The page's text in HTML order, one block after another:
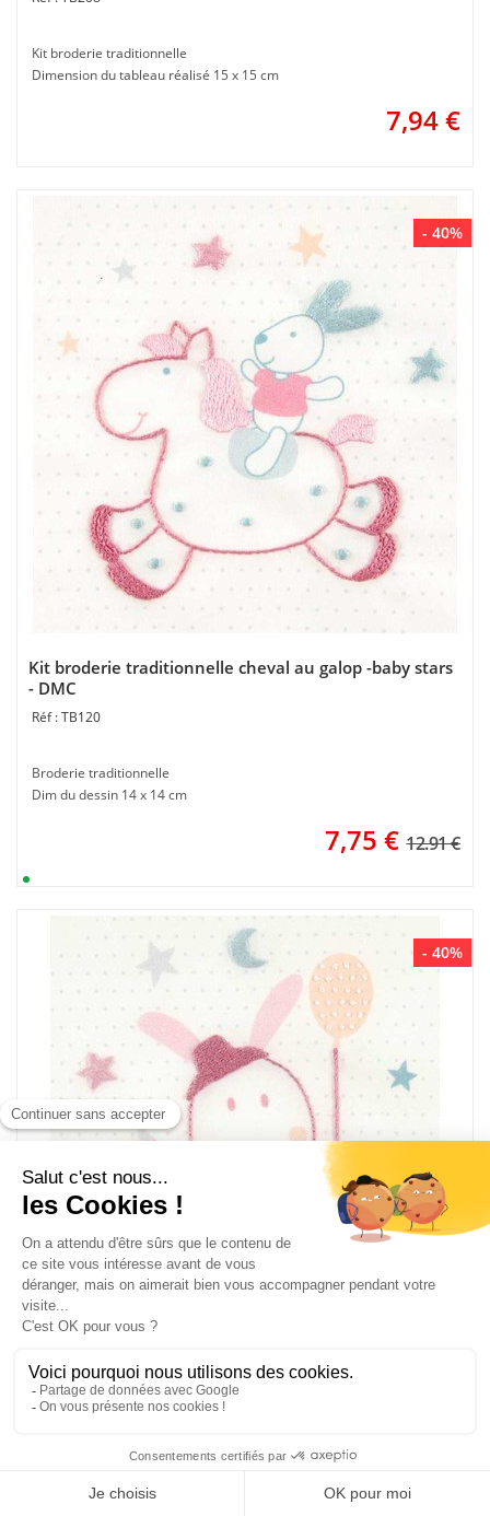
Kit broderie traditionnelle
Dimension du tableau réalisé 15 x 15 cm
7,94€
- 40%
Kit broderie traditionnelle cheval au galop -baby stars
- DMC
TB120
Broderie traditionnelle
Dim du dessin 14 x 14 cm
7,75 € 12.91 €
- 40%
Broderie traditionnelle la fête foraine -baby stars -
DMC
Kit broderie traditionnelle